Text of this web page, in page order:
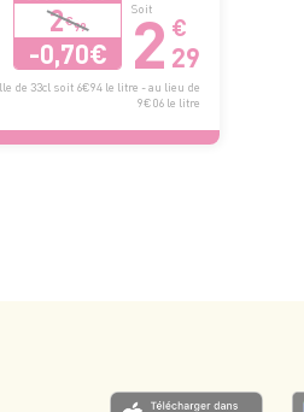
2€99
-0,70€
Soit
2 €
29
de 33cl soit 6€94 le litre - au lieu de
9€06 le litre